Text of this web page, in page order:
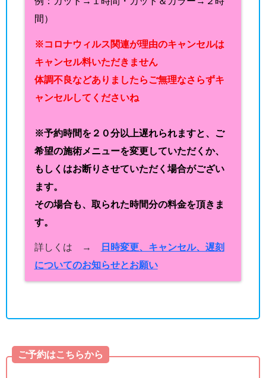
間）
※コロナウィルス関連が理由のキャンセルは
キャンセル料いただきません
体調不良などありましたらご無理なさらずキ
ャンセルしてくださいね
※予約時間を２０分以上遅れられますと、ご
希望の施術メニューを変更していただくか、
もしくはお断りさせていただく場合がござい
ます。
その場合も、取られた時間分の料金を頂きま
す。
詳しくは →
日時変更、キャンセル、遅刻
についてのお知らせとお願い
ご予約はこちらから